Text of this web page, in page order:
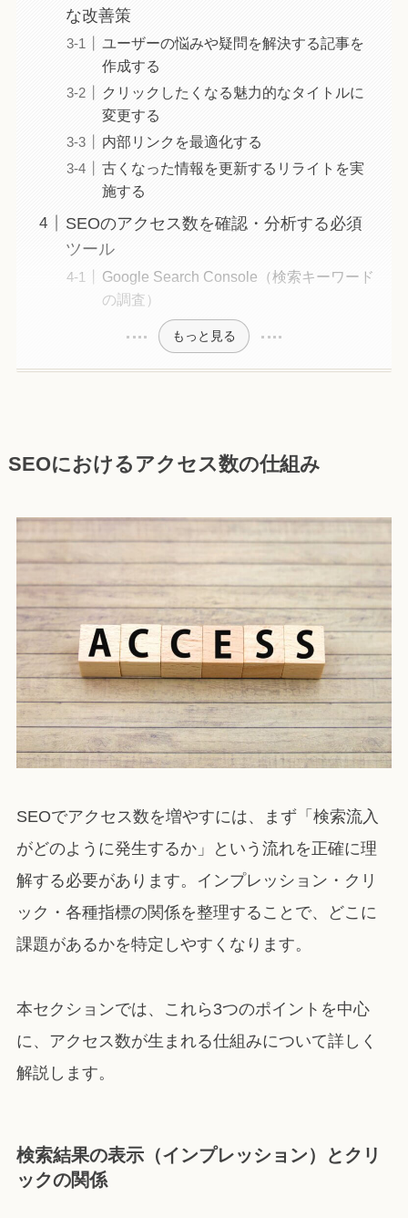
な改善策
ユーザーの悩みや疑問を解決する記事を
作成する
クリックしたくなる魅力的なタイトルに
変更する
内部リンクを最適化する
古くなった情報を更新するリライトを実
施する
SEOのアクセス数を確認・分析する必須
ツール
Google Search Console（検索キーワード
の調査）
もっと見る
SEOにおけるアクセス数の仕組み
SEOでアクセス数を増やすには、まず「検索流入
がどのように発生するか」という流れを正確に理
解する必要があります。インプレッション・クリ
ック・各種指標の関係を整理することで、どこに
課題があるかを特定しやすくなります。
本セクションでは、これら3つのポイントを中心
に、アクセス数が生まれる仕組みについて詳しく
解説します。
検索結果の表示（インプレッション）とクリ
ックの関係